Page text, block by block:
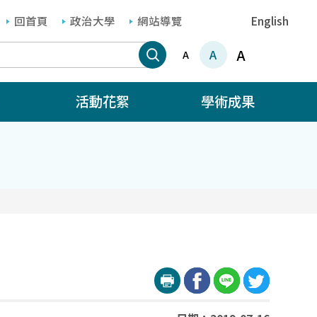
回首頁 政治大學 網站導覽 English
A A A
活動花絮 學術成果